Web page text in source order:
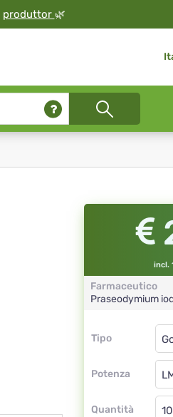
produttor 🌿
incl.
Farmaceutico
Praseodymium
Tipo
Potenza
Quantità